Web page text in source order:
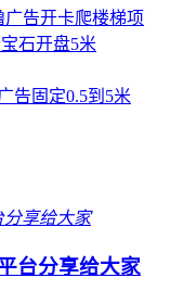
告开卡爬楼梯项
石开盘5米
告固定0.5到5米
台分享给大家